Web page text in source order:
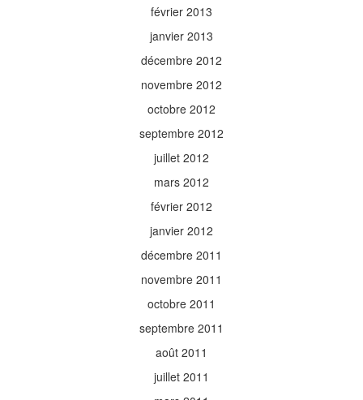
février 2013
janvier 2013
décembre 2012
novembre 2012
octobre 2012
septembre 2012
juillet 2012
mars 2012
février 2012
janvier 2012
décembre 2011
novembre 2011
octobre 2011
septembre 2011
août 2011
juillet 2011